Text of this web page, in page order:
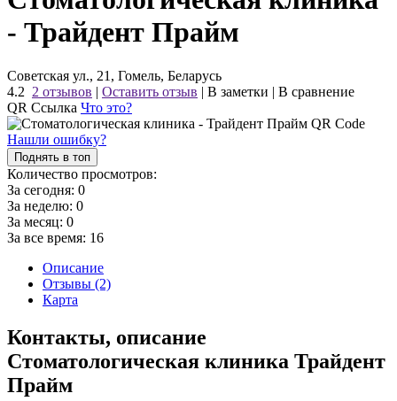
- Трайдент Прайм
Советская ул., 21, Гомель, Беларусь
4.2 2 отзывов | Оставить отзыв | В заметки | В сравнение
QR Ссылка Что это?
Нашли ошибку?
Поднять в топ
Количество просмотров:
За сегодня: 0
За неделю: 0
За месяц: 0
За все время: 16
Описание
Отзывы (2)
Карта
Контакты, описание
Стоматологическая клиника Трайдент
Прайм